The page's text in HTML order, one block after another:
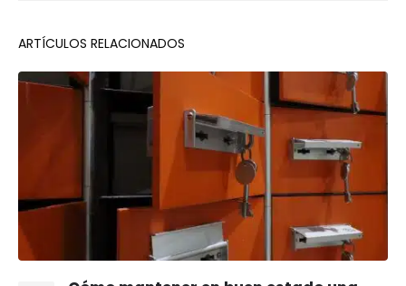
ARTÍCULOS RELACIONADOS